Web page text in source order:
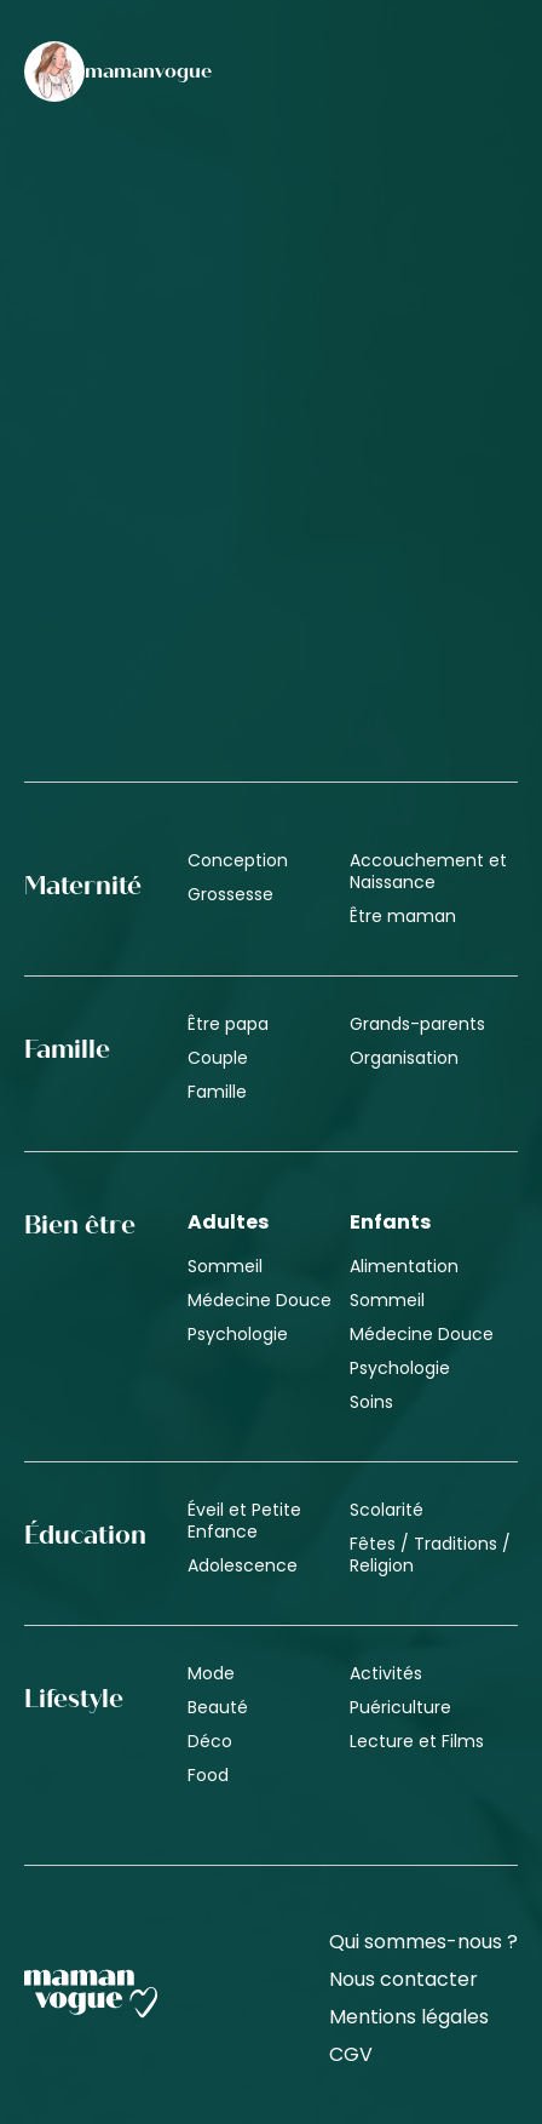
mamanvogue
Maternité
Conception
Grossesse
Accouchement et
Naissance
Être maman
Famille
Être papa
Couple
Famille
Grands-parents
Organisation
Bien être Adultes
Sommeil
Médecine Douce
Psychologie
Enfants
Alimentation
Sommeil
Médecine Douce
Psychologie
Soins
Éducation
Éveil et Petite
Enfance
Adolescence
Scolarité
Fêtes / Traditions /
Religion
Lifestyle
Mode
Beauté
Déco
Food
Activités
Puériculture
Lecture et Films
Qui sommes-nous ?
Nous contacter
Mentions légales
CGV